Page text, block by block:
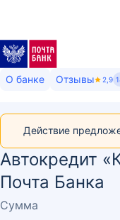
О банке Отзывы 2,9
Действие
Автокредит
Почта Банка
Сумма